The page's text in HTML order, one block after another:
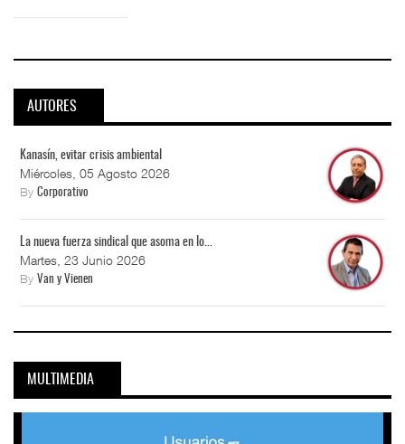
AUTORES
Kanasín, evitar crisis ambiental
Miércoles, 05 Agosto 2026
By Corporativo
La nueva fuerza sindical que asoma en lo...
Martes, 23 Junio 2026
By Van y Vienen
MULTIMEDIA